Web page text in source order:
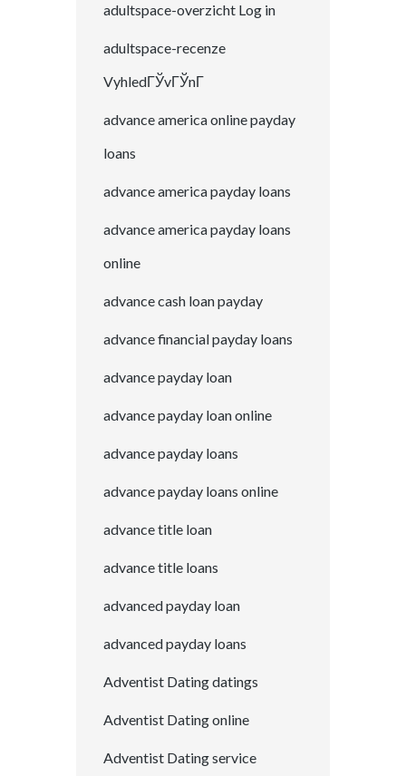
adultspace-overzicht Log in
adultspace-recenze
VyhledГЎvГЎnГ­
advance america online payday
loans
advance america payday loans
advance america payday loans
online
advance cash loan payday
advance financial payday loans
advance payday loan
advance payday loan online
advance payday loans
advance payday loans online
advance title loan
advance title loans
advanced payday loan
advanced payday loans
Adventist Dating datings
Adventist Dating online
Adventist Dating service